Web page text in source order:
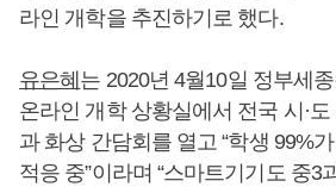
라인 개학을 추진하기로 했다.
유은혜 는 2020년 4월10일 정부세
온라인 개학 상황실에서 전국 시·
과 화상 간담회를 열고 “학생 99%
적응 중”이라며 “스마트기기도 중3